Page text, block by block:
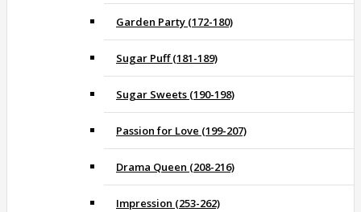
Garden Party (172-180)
Sugar Puff (181-189)
Sugar Sweets (190-198)
Passion for Love (199-207)
Drama Queen (208-216)
Impression (253-262)